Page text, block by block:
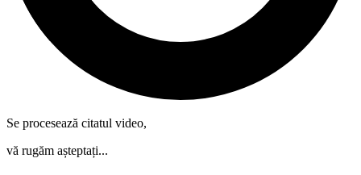
Se procesează citatul video,
vă rugăm așteptați...